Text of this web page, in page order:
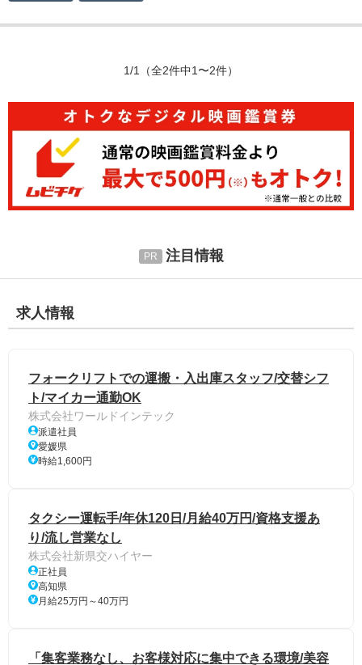
1/1 （全2件中1〜2件）
注目情報
求人情報
フォークリフトでの運搬・入出庫スタッフ/交替シフ
ト/マイカー通勤OK
株式会社ワールドインテック
派遣社員
愛媛県
時給1,600円
タクシー運転手/年休120日/月給40万円/資格支援あ
り/流し営業なし
株式会社新県交ハイヤー
正社員
高知県
月給25万円～40万円
「集客業務なし、お客様対応に集中できる環境/美容